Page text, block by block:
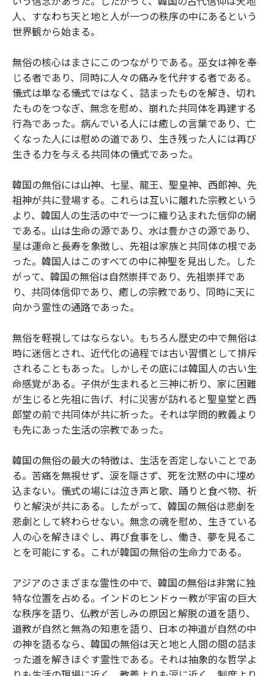
人、すなわち天と地と人が一つの秩序の中にあるという
世界観から始まる。
無俗の核心はまさにこのつながりである。巫女は神を奉
じる者であり、同時に人々の痛みを代弁する者である。
儀式は単なる儀式ではなく、詰まったものを解き、切れ
たものをつなぎ、無念を慰め、崩れた共同体を再建する
行為であった。病んでいる人には癒しの言葉であり、亡
くなった人には慰めの道であり、生き残った人には再び
生きる力を与える共同体の儀式であった。
韓国の無俗には山神、七星、龍王、聖皇神、西郎神、先
祖神が共に登場する。これらは互いに離れた宗教という
より、韓国人の生活の中で一つに織り込まれた信仰の網
である。山は生命の源であり、水は豊かさの源であり、
星は運命と長寿を象徴し、先祖は家族と共同体の根であ
った。韓国人はこのすべての中に神聖を見出した。した
がって、韓国の無俗は自然崇拝であり、先祖崇拝であ
り、共同体信仰であり、癒しの宗教であり、同時に天に
向かう霊性の通路であった。
無俗を軽視してはならない。もちろん歴史の中で無俗は
時に迷信とされ、近代化の過程では古い習慣として排斥
されることもあった。しかしその底には韓国人の古い生
命感覚がある。子供が生まれると三神に祈り、家に困難
が生じると先祖に告げ、村に災害が訪れると聖皇堂と西
郎堂の前で共同体が共に祈った。それは学問的教義より
も先にあった生活の宗教であった。
韓国の無俗の最大の特徴は、生活を否定しないことであ
る。苦痛を無視せず、涙を隠さず、死を沈黙の中に埋め
込まない。儀式の場には泣き声と歌、踊りと食べ物、祈
りと解決が共にある。したがって、韓国の無俗は悲劇を
悲劇として終わらせない。無念の魂を慰め、生きている
人の心を解きほぐし、再び食事をし、働き、夢を見るこ
とを可能にする。これが韓国の無俗の生命力である。
アジアのさまざまな霊性の中で、韓国の無俗は非常に独
特な位置を占める。インドのヒンドゥー教が宇宙の巨大
な秩序を語り、仏教が苦しみの原因と解脱の道を語り、
道教が自然と無為の知恵を語り、日本の神道が自然の中
の神を語るなら、韓国の無俗は天と地と人間の間の詰ま
った道を解きほぐす霊性である。それは抽象的な哲学よ